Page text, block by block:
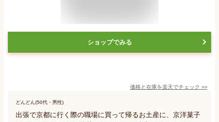
ショップでみる
価格と在庫を楽天でチェック >>
どんどん(50代・男性)
出張で京都に行く際の職場に買って帰るお土産に、京洋菓子